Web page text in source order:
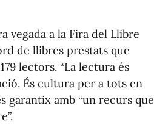
vegada a la Fira del Llibre
de llibres prestats que
lectors. “La lectura és
És cultura per a tots en
garantix amb “un recurs que